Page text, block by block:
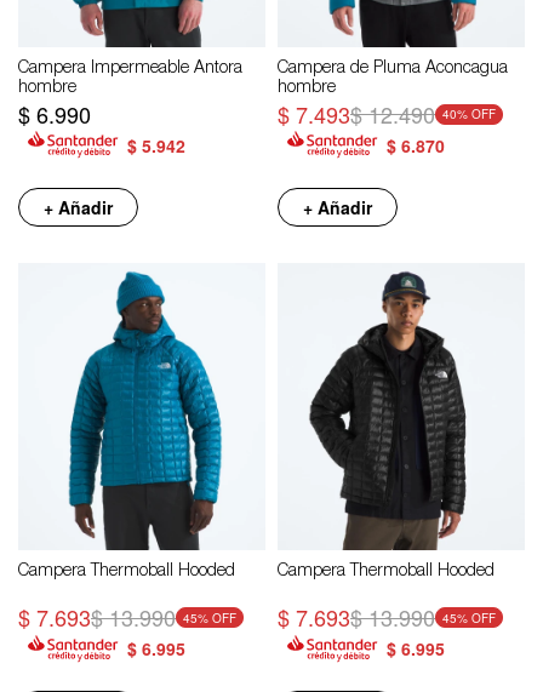
Campera Impermeable Antora
hombre
$6.990
$ 5.942
+ Añadir
Campera de Pluma Aconcagua
hombre
$7.493$12.490 40
$ 6.870
+ Añadir
Campera Thermoball Hooded
$7.693$13.990 45
$ 6.995
Campera Thermoball Hooded
$7.693$13.990 45
$ 6.995